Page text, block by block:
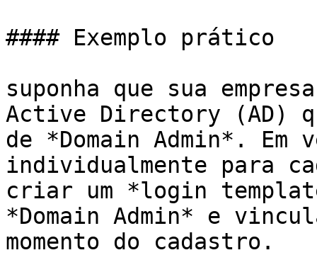
#### Exemplo prático
suponha que sua
Active Directory (AD)
de *Domain Admin*.
individualmente para
criar um *login
*Domain Admin* e
momento do cadastro.